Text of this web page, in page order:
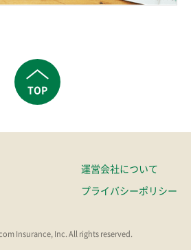
TOP
運営会社について
プライバシーポリシー
Insurance, Inc. All rights reserved.